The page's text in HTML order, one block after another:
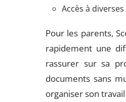
Accès à diverses
Pour les parents,
rapidement une
rassurer sur sa
documents sans
organiser son